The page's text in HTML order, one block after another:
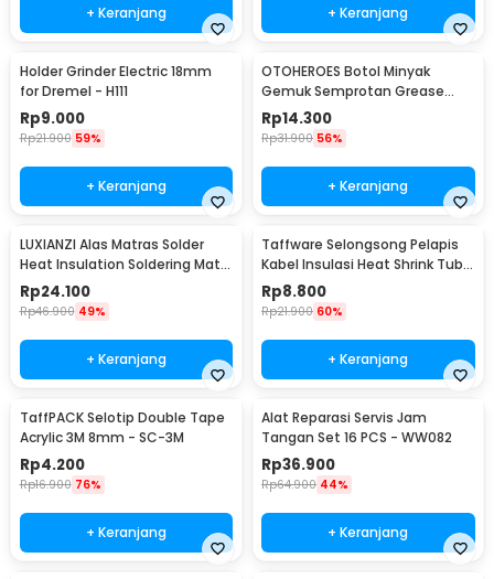
+ Keranjang + Keranjang
Holder Grinder Electric 18mm
for Dremel - H111
Rp9.000
Rp21.900 59%
+ Keranjang
OTOHEROES Botol Minyak
Gemuk Semprotan Grease
Gun 250ml - Q001
Rp14.300
Rp31.900 56%
+ Keranjang
LUXIANZI Alas Matras Solder
Heat Insulation Soldering Mat
340x230mm - S-120B
Rp24.100
Rp46.900 49%
+ Keranjang
Taffware Selongsong Pelapis
Kabel Insulasi Heat Shrink Tube
127 PCS - RSG-AHZ
Rp8.800
Rp21.900 60%
+ Keranjang
TaffPACK Selotip Double Tape
Acrylic 3M 8mm - SC-3M
Rp4.200
Rp16.900 76%
+ Keranjang
Alat Reparasi Servis Jam
Tangan Set 16 PCS - WW082
Rp36.900
Rp64.900 44%
+ Keranjang